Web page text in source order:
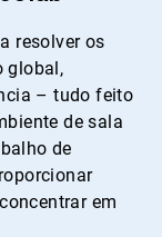
resolver os
global,
– tudo feito
de sala
de
em